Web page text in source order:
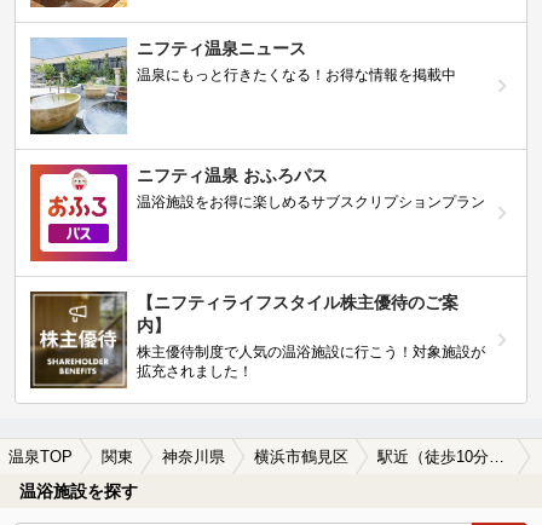
ニフティ温泉ニュース
温泉にもっと行きたくなる！お得な情報を掲載中
ニフティ温泉 おふろパス
温浴施設をお得に楽しめるサブスクリプションプラン
【ニフティライフスタイル株主優待のご案
内】
株主優待制度で人気の温浴施設に行こう！対象施設が
拡充されました！
温泉TOP 関東 神奈川県 横浜市鶴見区 駅近（徒歩10分以内）の横浜市鶴見区の温泉、日帰り温泉、スーパー銭湯おすすめ
温浴施設を探す